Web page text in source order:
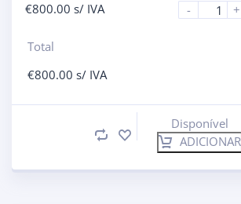
€800.00 s/ IVA
-
+
Total
€800.00 s/ IVA
Disponível
ADICIONAR